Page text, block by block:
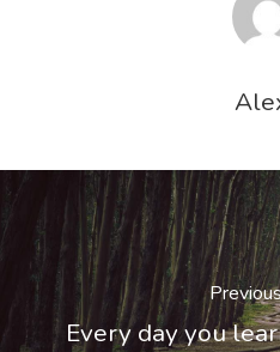
Every day you